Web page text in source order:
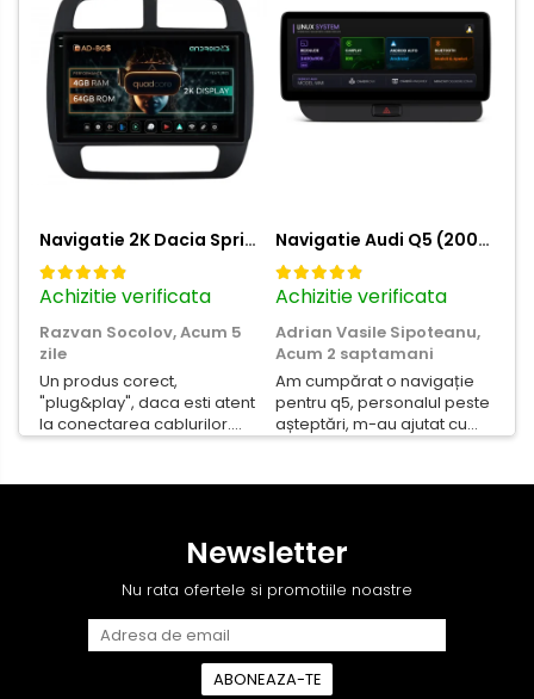
Navigatie 2K Dacia Spring (2021- Prezent), Android, S-Quadcore / 4GB RAM + 64GB ROM, 9.5 Inch - AD-BGS90042K+AD-BGRKIT366V4s
Achizitie verificata
Razvan Socolov,Acum 5
zile
Un produs corect,
"plug&play", daca esti atent
la conectarea cablurilor.
prietenoasa si dispusa sa
nu era conectat cablul de
Navigatie Audi Q5 (2009-2017), Linux OS & OEM, MMI 3G, CarPlay & Android Auto Wireless, MirrorLink, Camera AHD, 12.3 Inch - AD-BGAALNXH+AD-BGRKITQ5002
Achizitie verificata
Adrian Vasile Sipoteanu,
Acum 2 saptamani
Am cumpărat o navigație
pentru q5, personalul peste
așteptări, m-au ajutat cu
repetate rânduri. Foarte
impecabil, o să revin la ei și
Newsletter
Nu rata ofertele si promotiile noastre